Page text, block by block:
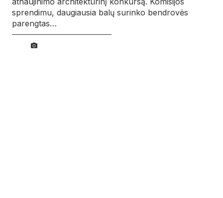
sprendimu, daugiausia balų surinko bendrovės
parengtas…